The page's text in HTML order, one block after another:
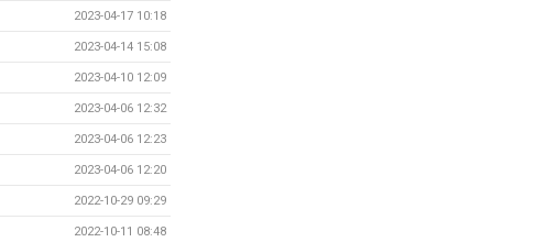
2023-04-17 10:18
2023-04-14 15:08
2023-04-10 12:09
2023-04-06 12:32
2023-04-06 12:23
2023-04-06 12:20
2022-10-29 09:29
2022-10-11 08:48